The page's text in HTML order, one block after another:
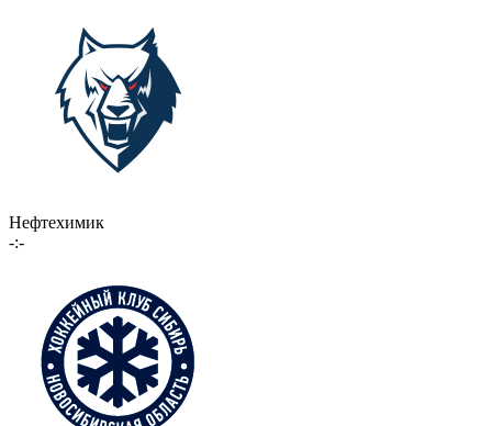
Нефтехимик
-:-